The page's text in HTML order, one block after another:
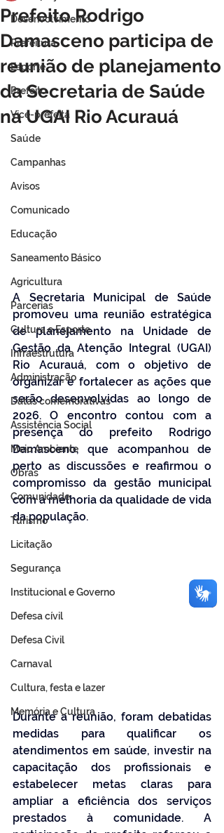
Desenvolvimento
Prefeitura
Esporte
Prefeito
Vice-prefeita
Saúde
Campanhas
Avisos
Comunicado
Educação
Saneamento Básico
Agricultura
Parcerias
Cultura e Esporte
Infraestrutura
Administração
Datas comemorativas
Assistência Social
Meio Ambiente
Obras
Comunidade
Turismo
Licitação
Segurança
Institucional e Governo
Defesa cívil
Defesa Civil
Carnaval
Cultura, festa e lazer
Memória e Cultura
Prefeito Rodrigo
Damasceno participa de
reunião de planejamento
da Secretaria de Saúde
na UGAI Rio Acurauá
A Secretaria Municipal de Saúde
promoveu uma reunião estratégica
de planejamento na Unidade de
Gestão da Atenção Integral (UGAI)
Rio Acurauá, com o objetivo de
organizar e fortalecer as ações que
serão desenvolvidas ao longo de
2026. O encontro contou com a
presença do prefeito Rodrigo
Damasceno, que acompanhou de
perto as discussões e reafirmou o
compromisso da gestão municipal
com a melhoria da qualidade de vida
da população.
Durante a reunião, foram debatidas
medidas para qualificar os
atendimentos em saúde, investir na
capacitação dos profissionais e
estabelecer metas claras para
ampliar a eficiência dos serviços
prestados à comunidade. A